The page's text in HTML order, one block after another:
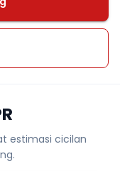
estimasi cicilan